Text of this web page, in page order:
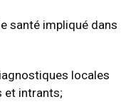
santé impliqué dans
locales
et intrants;